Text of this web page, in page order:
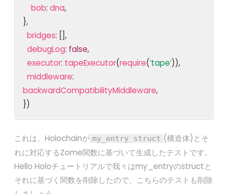
bob:dna,
},
bridges: [],
debugLog: false,
executor: tapeExecutor(require(‘tape’)),
middleware:
backwardCompatibilityMiddleware,
})
これは、Holochainが my_entry struct (構造体)とそ
れに対応するZome関数に基づいて生成したテストです。
Hello Holoチュートリアルで我々はmy_entryのstructと
それに基づく関数を削除したので、こちらのテストも削除